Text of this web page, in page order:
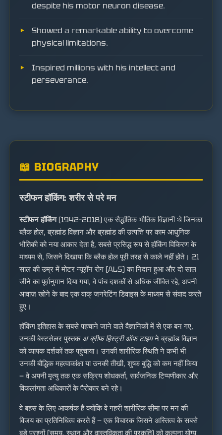
despite his motor neuron disease.
Showed a remarkable ability to overcome
physical limitations.
Inspired millions with his intellect and
perseverance.
📖 BIOGRAPHY
स्टीफन हॉकिंग: शरीर से परे मन
स्टीफन हॉकिंग(1942–2018) एक सैद्धांतिक भौतिक विज्ञानी थे जिनका
ब्लैक होल, ब्रह्मांड विज्ञान और ब्रह्मांड की उत्पत्ति पर काम आधुनिक
भौतिकी को नया आकार देता है, सबसे प्रसिद्ध रूप से हॉकिंग विकिरण के
माध्यम से, जिसने दिखाया कि ब्लैक होल पूरी तरह से काले नहीं होते। 21
साल की उम्र में मोटर न्यूरॉन रोग (ALS) का निदान हुआ और दो साल
जीने का पूर्वानुमान दिया गया, वे पांच दशकों से अधिक जीवित रहे, अपनी
आवाज़ खोने के बाद एक वाक् जनरेटिंग डिवाइस के माध्यम से संवाद करते
हुए।
हॉकिंग इतिहास के सबसे पहचाने जाने वाले वैज्ञानिकों में से एक बन गए,
उनकी बेस्टसेलर पुस्तक अ ब्रीफ हिस्ट्री ऑफ टाइमने ब्रह्मांड विज्ञान
को व्यापक दर्शकों तक पहुंचाया। उनकी शारीरिक स्थिति ने कभी भी
उनकी बौद्धिक महत्वाकांक्षा या उनकी तीखी, शुष्क बुद्धि को कम नहीं किया
— वे अपनी मृत्यु तक एक सक्रिय शोधकर्ता, सार्वजनिक टिप्पणीकार और
विकलांगता अधिकारों के पैरोकार बने रहे।
वे बहस के लिए आकर्षक हैं क्योंकि वे गहरी शारीरिक सीमा पर मन की
विजय का प्रतिनिधित्व करते हैं — एक विचारक जिसने अस्तित्व के सबसे
बड़े प्रश्नों (समय, स्थान और वास्तविकता की प्रकृति) को कल्पना योग्य